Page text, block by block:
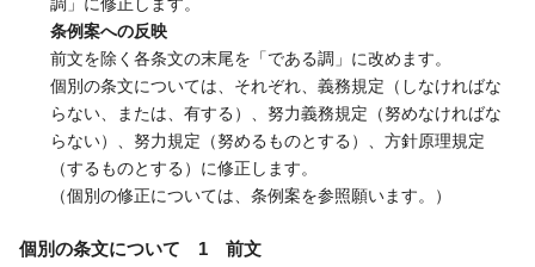
条例案への反映
前文を除く各条文の末尾を「である調」に改めます。
個別の条文については、それぞれ、義務規定（しなければな
らない、または、有する）、努力義務規定（努めなければな
らない）、努力規定（努めるものとする）、方針原理規定
（するものとする）に修正します。
（個別の修正については、条例案を参照願います。）
個別の条文について 1 前文